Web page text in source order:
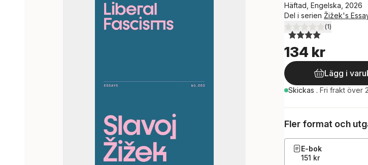
Häftad, Engelska, 2026
Del i serien Žižek's
4,0utav 5 stjärnor. Totalt
(1)
134 kr
Lägg i
Skickas . Fri frakt över
Fler format och
E-bok
151 kr